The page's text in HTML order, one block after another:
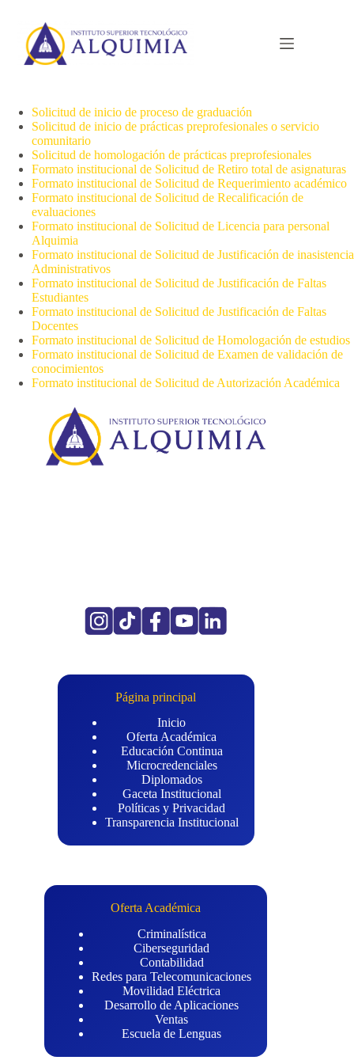
contenido
Solicitud de inicio de proceso de graduación
Solicitud de inicio de prácticas preprofesionales o servicio
comunitario
Solicitud de homologación de prácticas preprofesionales
Formato institucional de Solicitud de Retiro total de asignaturas
Formato institucional de Solicitud de Requerimiento académico
Formato institucional de Solicitud de Recalificación de
evaluaciones
Formato institucional de Solicitud de Licencia para personal
Alquimia
Formato institucional de Solicitud de Justificación de inasistencia
Administrativos
Formato institucional de Solicitud de Justificación de Faltas
Estudiantes
Formato institucional de Solicitud de Justificación de Faltas
Docentes
Formato institucional de Solicitud de Homologación de estudios
Formato institucional de Solicitud de Examen de validación de
conocimientos
Formato institucional de Solicitud de Autorización Académica
Página principal
Inicio
Oferta Académica
Educación Continua
Microcredenciales
Diplomados
Gaceta Institucional
Políticas y Privacidad
Transparencia Institucional
Oferta Académica
Criminalística
Ciberseguridad
Contabilidad
Redes para Telecomunicaciones
Movilidad Eléctrica
Desarrollo de Aplicaciones
Ventas
Escuela de Lenguas